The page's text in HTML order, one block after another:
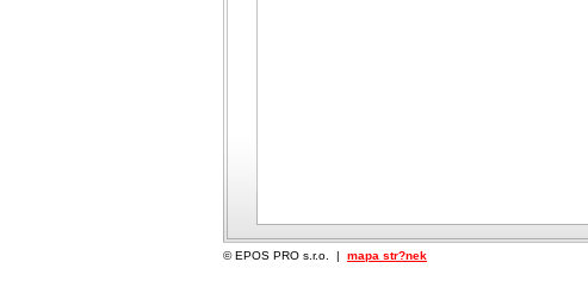
© EPOS PRO s.r.o. | mapa str?nek